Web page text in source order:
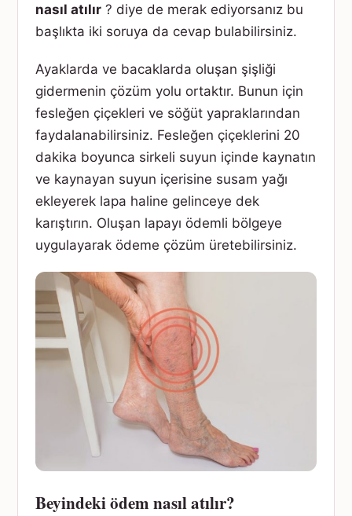
nasıl atılır ? diye de merak ediyorsanız bu
başlıkta iki soruya da cevap bulabilirsiniz.
Ayaklarda ve bacaklarda oluşan şişliği
gidermenin çözüm yolu ortaktır. Bunun için
fesleğen çiçekleri ve söğüt yapraklarından
faydalanabilirsiniz. Fesleğen çiçeklerini 20
dakika boyunca sirkeli suyun içinde kaynatın
ve kaynayan suyun içerisine susam yağı
ekleyerek lapa haline gelinceye dek
karıştırın. Oluşan lapayı ödemli bölgeye
uygulayarak ödeme çözüm üretebilirsiniz.
Beyindeki ödem nasıl atılır?